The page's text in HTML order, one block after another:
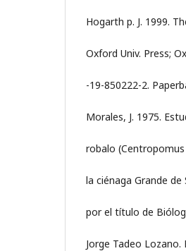
Hogarth p. J. 1999.
Oxford Univ. Press;
-19-850222-2.
Morales, J. 1975.
robalo
la ciénaga Grande
por el título de
Jorge Tadeo Lozano.